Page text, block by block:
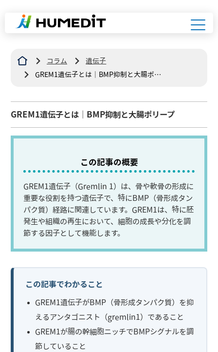
コラム
遺伝子
GREM1遺伝子とは｜BMP抑制と大腸ポリ
GREM1遺伝子とは｜BMP抑制と大腸ポリープ
この記事の概要
GREM1遺伝子（Gremlin 1）は、骨や軟骨の形成に
重要な役割を持つ遺伝子で、特にBMP（骨形成タン
パク質）経路に関連しています。GREM1は、特に胚
発生や組織の再生において、細胞の成長や分化を調
節する因子として機能します。
この記事でわかること
GREM1遺伝子がBMP（骨形成タンパク質）を抑
えるアンタゴニスト（gremlin1）であること
GREM1が腸の幹細胞ニッチでBMPシグナルを調
節していること